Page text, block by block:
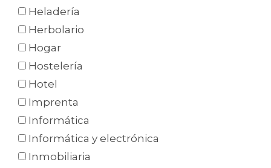
Heladería
Herbolario
Hogar
Hostelería
Hotel
Imprenta
Informática
Informática y electrónica
Inmobiliaria